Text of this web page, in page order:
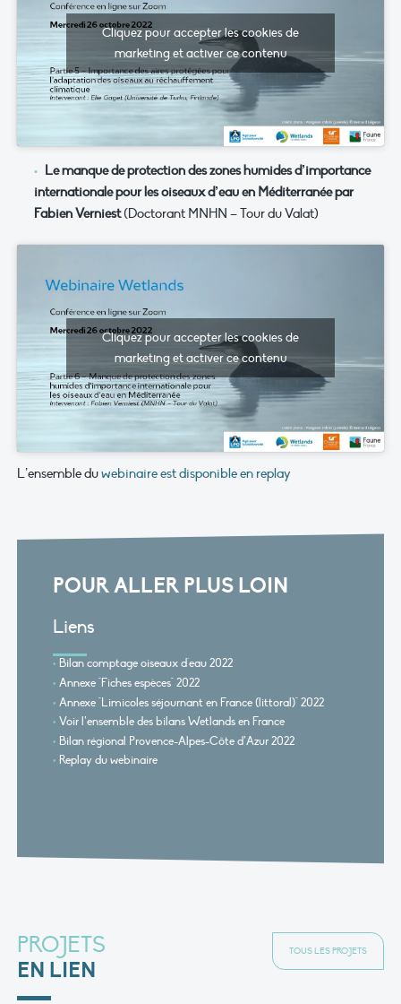
Cliquez pour accepter les cookies de
marketing et activer ce contenu
Le manque de protection des zones humides d’importance
internationale pour les oiseaux d’eau en Méditerranée par
Fabien Verniest(Doctorant MNHN – Tour du Valat)
Cliquez pour accepter les cookies de
marketing et activer ce contenu
L’ensemble duwebinaire est disponible en replay
POUR ALLER PLUS LOIN
Liens
Bilan comptage oiseaux d'eau 2022
Annexe "Fiches espèces" 2022
Annexe "Limicoles séjournant en France (littoral)" 2022
Voir l’ensemble des bilans Wetlands en France
Bilan régional Provence-Alpes-Côte d’Azur 2022
Replay du webinaire
PROJETS
EN LIEN
TOUS LES PROJETS